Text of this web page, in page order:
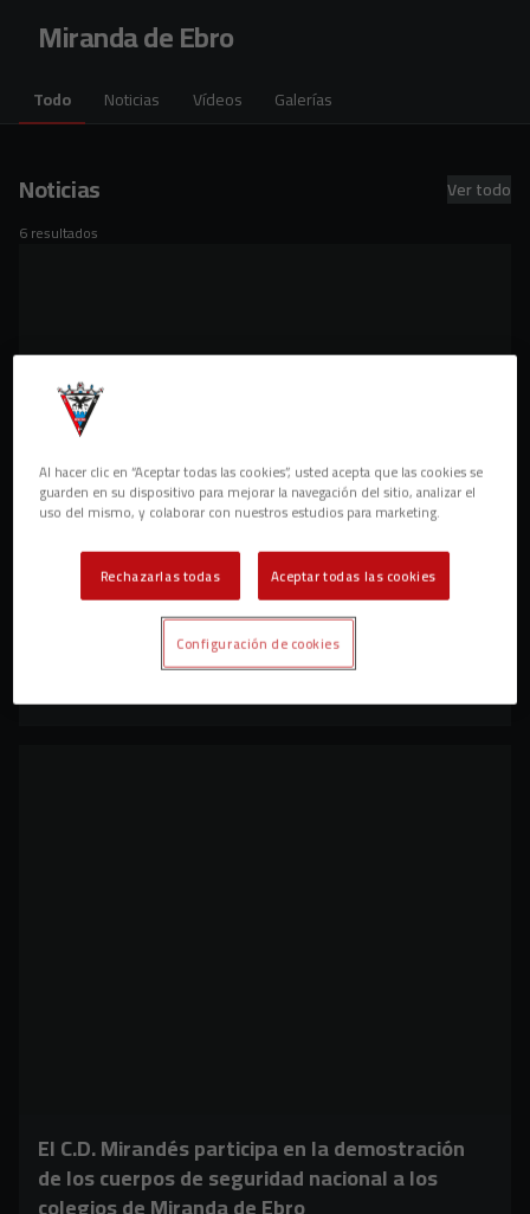
Miranda de Ebro
Todo Noticias Vídeos Galerías
Noticias Ver todo
6 resultados
El CEIP Cervantes visita el entrenamiento del
CLUB
El C.D. Mirandés participa en la demostración
de los cuerpos de seguridad nacional a los
Al hacer clic en “Aceptar todas las cookies”, usted acepta que las cookies se
guarden en su dispositivo para mejorar la navegación del sitio, analizar el
uso del mismo, y colaborar con nuestros estudios para marketing.
Rechazarlas todas Aceptar todas las cookies
Configuración de cookies